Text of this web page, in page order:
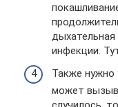
инфекции.
Также нужно
может